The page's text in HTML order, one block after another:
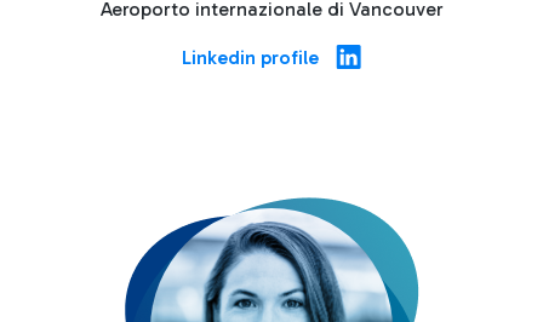
Aeroporto internazionale di Vancouver
Linkedin profile